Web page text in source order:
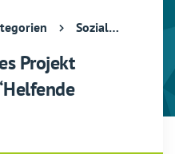
Sozialdiakonisches Projekt Alltagsbegleiter “Helfende Hände”
Projekt